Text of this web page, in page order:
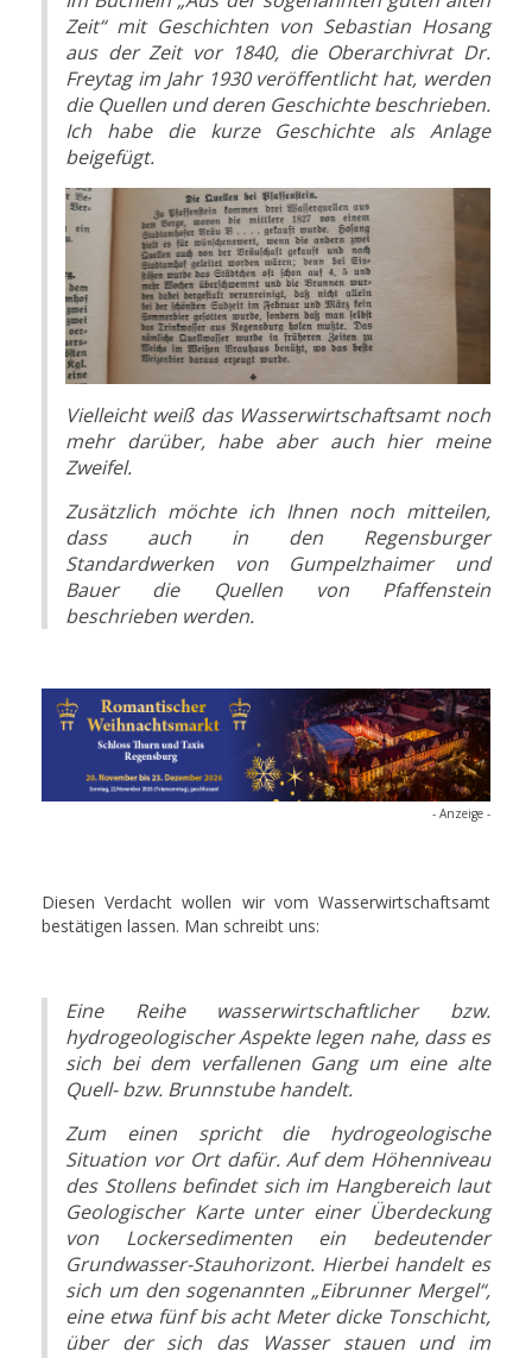
Zeit“ mit Geschichten von Sebastian Hosang
aus der Zeit vor 1840, die Oberarchivrat Dr.
Freytag im Jahr 1930 veröffentlicht hat, werden
die Quellen und deren Geschichte beschrieben.
Ich habe die kurze Geschichte als Anlage
beigefügt.
Vielleicht weiß das Wasserwirtschaftsamt noch
mehr darüber, habe aber auch hier meine
Zweifel.
Zusätzlich möchte ich Ihnen noch mitteilen,
dass auch in den Regensburger
Standardwerken von Gumpelzhaimer und
Bauer die Quellen von Pfaffenstein
beschrieben werden.
- Anzeige -
Diesen Verdacht wollen wir vom Wasserwirtschaftsamt
bestätigen lassen. Man schreibt uns:
Eine Reihe wasserwirtschaftlicher bzw.
hydrogeologischer Aspekte legen nahe, dass es
sich bei dem verfallenen Gang um eine alte
Quell- bzw. Brunnstube handelt.
Zum einen spricht die hydrogeologische
Situation vor Ort dafür. Auf dem Höhenniveau
des Stollens befindet sich im Hangbereich laut
Geologischer Karte unter einer Überdeckung
von Lockersedimenten ein bedeutender
Grundwasser-Stauhorizont. Hierbei handelt es
sich um den sogenannten „Eibrunner Mergel“,
eine etwa fünf bis acht Meter dicke Tonschicht,
über der sich das Wasser stauen und im